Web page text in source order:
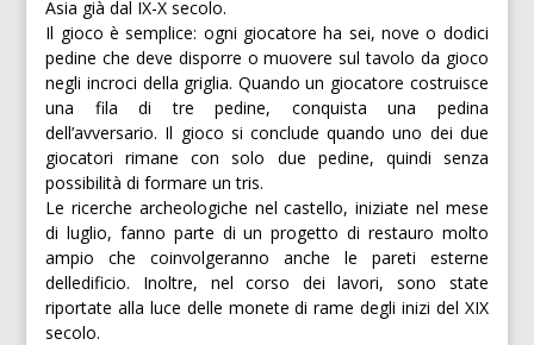
Asia già dal IX-X secolo.
Il gioco è semplice: ogni giocatore ha sei, nove o dodici
pedine che deve disporre o muovere sul tavolo da gioco
negli incroci della griglia. Quando un giocatore costruisce
una fila di tre pedine, conquista una pedina
dell’avversario. Il gioco si conclude quando uno dei due
giocatori rimane con solo due pedine, quindi senza
possibilità di formare un tris.
Le ricerche archeologiche nel castello, iniziate nel mese
di luglio, fanno parte di un progetto di restauro molto
ampio che coinvolgeranno anche le pareti esterne
delledificio. Inoltre, nel corso dei lavori, sono state
riportate alla luce delle monete di rame degli inizi del XIX
secolo.